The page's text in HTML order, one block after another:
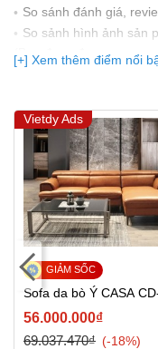
So sánh đánh giá,
So sảnh hình ảnh sản
(Bạn đang được xem so
lần cập nhật gần nhất)
[+] Xem thêm điểm nổi
Vietdy Ads
Sofa da bò Ý CASA
56.000.000₫
69.037.470₫
-18%